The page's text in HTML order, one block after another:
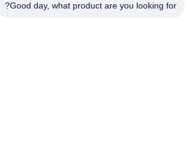
Good day, what product are you looking for?